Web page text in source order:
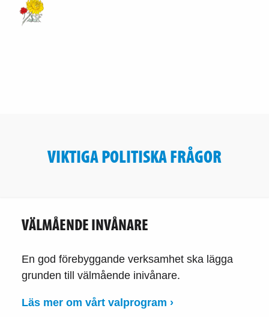
VIKTIGA POLITISKA FRÅGOR
VÄLMÅENDE INVÅNARE
En god förebyggande verksamhet ska lägga
grunden till välmående inivånare.
Läs mer om vårt valprogram ›